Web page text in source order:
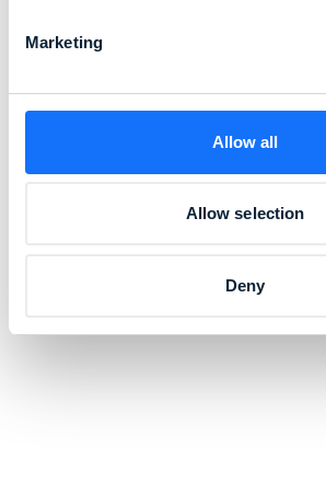
Marketing
Allow all
Allow selection
Deny